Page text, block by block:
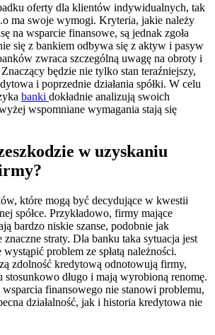
oferty dla klientów indywidualnych, tak
ma swoje wymogi. Kryteria, jakie należy
na wsparcie finansowe, są jednak zgoła
się z bankiem odbywa się z aktyw i pasyw
zwraca szczególną uwagę na obroty i
będzie nie tylko stan teraźniejszy,
i poprzednie działania spółki. W celu
banki dokładnie analizują swoich
wspomniane wymagania stają się
w uzyskaniu
które mogą być decydujące w kwestii
spółce. Przykładowo, firmy mające
bardzo niskie szanse, podobnie jak
straty. Dla banku taka sytuacja jest
problem ze spłatą należności.
zdolność kredytową odnotowują firmy,
stosunkowo długo i mają wyrobioną renomę.
finansowego nie stanowi problemu,
działalność, jak i historia kredytowa nie